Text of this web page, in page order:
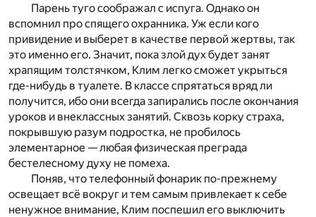
Парень туго соображал с испуга. Однако он
вспомнил про спящего охранника. Уж если кого
привидение и выберет в качестве первой жертвы, так
это именно его. Значит, пока злой дух будет занят
храпящим толстячком, Клим легко сможет укрыться
где-нибудь в туалете. В классе спрятаться вряд ли
получится, ибо они всегда запирались после окончания
уроков и внеклассных занятий. Сквозь корку страха,
покрывшую разум подростка, не пробилось
элементарное — любая физическая преграда
бестелесному духу не помеха.
Поняв, что телефонный фонарик по-прежнему
освещает всё вокруг и тем самым привлекает к себе
ненужное внимание, Клим поспешил его выключить